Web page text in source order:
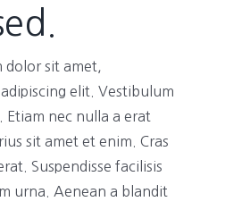
dolor sit amet,
elit. Vestibulum
Etiam nec nulla a erat
sit amet et enim. Cras
Suspendisse facilisis
urna. Aenean a blandit